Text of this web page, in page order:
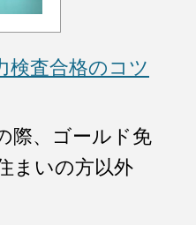
検査合格のコツ
際、ゴールド免
まいの方以外